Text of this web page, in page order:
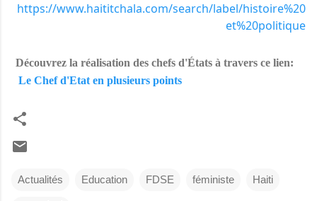
https://www.haititchala.com/search/label/histoire%20
et%20politique
Découvrez la réalisation des chefs d'États à travers ce lien:
Le Chef d'Etat en plusieurs points
Actualités Education FDSE féministe Haiti